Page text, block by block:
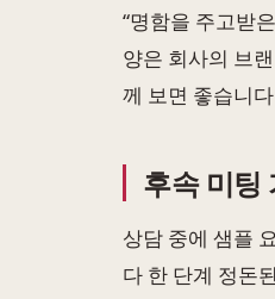
“명함을 주고받
양은 회사의 브
께 보면 좋습니
후속 미팅
상담 중에 샘플
다 한 단계 정돈